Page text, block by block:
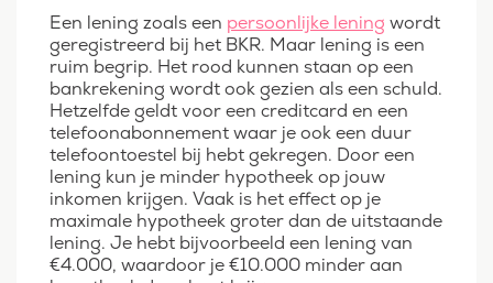
Een lening zoals een persoonlijke lening wordt
geregistreerd bij het BKR. Maar lening is een
ruim begrip. Het rood kunnen staan op een
bankrekening wordt ook gezien als een schuld.
Hetzelfde geldt voor een creditcard en een
telefoonabonnement waar je ook een duur
telefoontoestel bij hebt gekregen. Door een
lening kun je minder hypotheek op jouw
inkomen krijgen. Vaak is het effect op je
maximale hypotheek groter dan de uitstaande
lening. Je hebt bijvoorbeeld een lening van
€4.000, waardoor je €10.000 minder aan